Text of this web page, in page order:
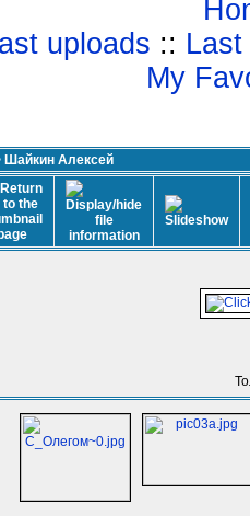
uploads ::
My
Шайкин Алексей